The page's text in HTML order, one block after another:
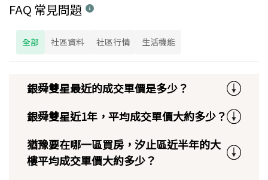
FAQ 常見問題
全部 社區資料 社區行情 生活機能
銀舜雙星最近的成交單價是多少？
銀舜雙星近1年，平均成交單價大約多少？
猶豫要在哪一區買房，汐止區近半年的大
樓平均成交單價大約多少？